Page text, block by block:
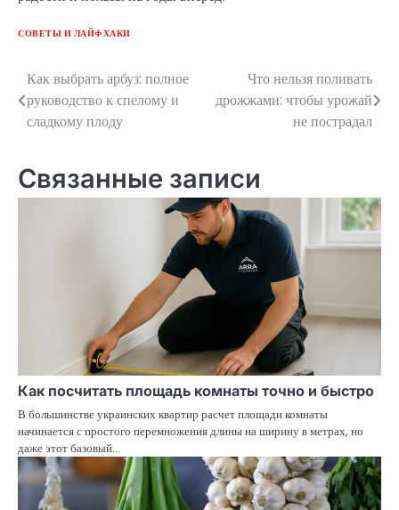
СОВЕТЫ И ЛАЙФХАКИ
Навигация
по
Как выбрать арбуз: полное
руководство к спелому и
сладкому плоду
Что нельзя поливать
дрожжами: чтобы урожай
не пострадал
Связанные записи
Как посчитать площадь комнаты точно и быстро
В большинстве украинских квартир расчет площади комнаты
начинается с простого перемножения длины на ширину в метрах, но
даже этот базовый…